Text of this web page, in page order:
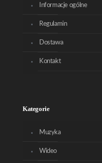
Informacje ogólne
Regulamin
Dostawa
Kontakt
Kategorie
Muzyka
Wideo